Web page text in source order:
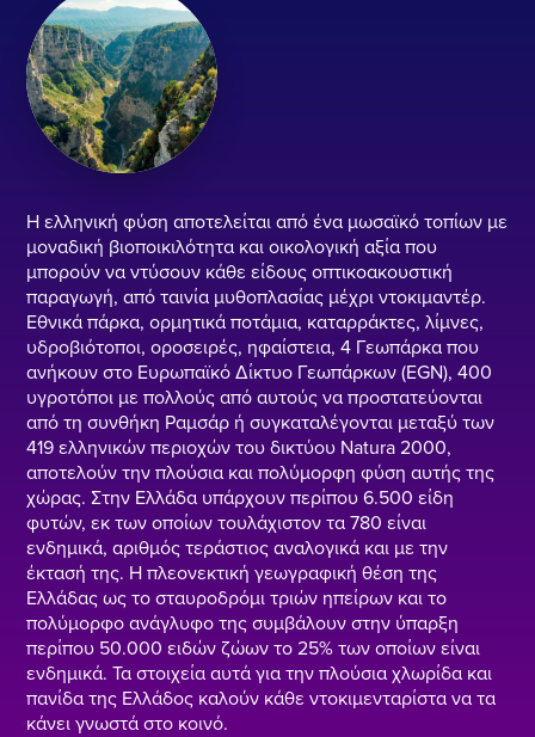
Η ελληνική φύση αποτελείται από ένα μωσαϊκό τοπίων με
μοναδική βιοποικιλότητα και οικολογική αξία που
μπορούν να ντύσουν κάθε είδους οπτικοακουστική
παραγωγή, από ταινία μυθοπλασίας μέχρι ντοκιμαντέρ.
Εθνικά πάρκα, ορμητικά ποτάμια, καταρράκτες, λίμνες,
υδροβιότοποι, οροσειρές, ηφαίστεια, 4 Γεωπάρκα που
ανήκουν στο Ευρωπαϊκό Δίκτυο Γεωπάρκων (EGN), 400
υγροτόποι με πολλούς από αυτούς να προστατεύονται
από τη συνθήκη Ραμσάρ ή συγκαταλέγονται μεταξύ των
419 ελληνικών περιοχών του δικτύου Natura 2000,
αποτελούν την πλούσια και πολύμορφη φύση αυτής της
χώρας. Στην Ελλάδα υπάρχουν περίπου 6.500 είδη
φυτών, εκ των οποίων τουλάχιστον τα 780 είναι
ενδημικά, αριθμός τεράστιος αναλογικά και με την
έκτασή της. Η πλεονεκτική γεωγραφική θέση της
Ελλάδας ως το σταυροδρόμι τριών ηπείρων και το
πολύμορφο ανάγλυφο της συμβάλουν στην ύπαρξη
περίπου 50.000 ειδών ζώων το 25% των οποίων είναι
ενδημικά. Τα στοιχεία αυτά για την πλούσια χλωρίδα και
πανίδα της Ελλάδος καλούν κάθε ντοκιμενταρίστα να τα
κάνει γνωστά στο κοινό.